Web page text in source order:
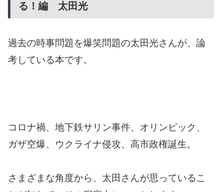
る！編 太田光
過去の時事問題を爆笑問題の太田光さんが、論
考している本です。
コロナ禍、地下鉄サリン事件、オリンピック、
ガザ空爆、ウクライナ侵攻、高市政権誕生。
さまざまな角度から、太田さんが思っているこ